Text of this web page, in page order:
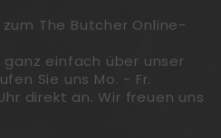
The Butcher Online-
ganz einfach über unser
Sie uns Mo. - Fr.
direkt an. Wir freuen uns